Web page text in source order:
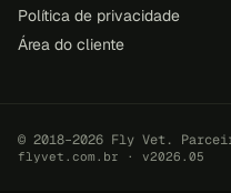
Política de privacidade
Área do cliente
© 2018–2026 Fly Vet.
flyvet.com.br · v2026.05